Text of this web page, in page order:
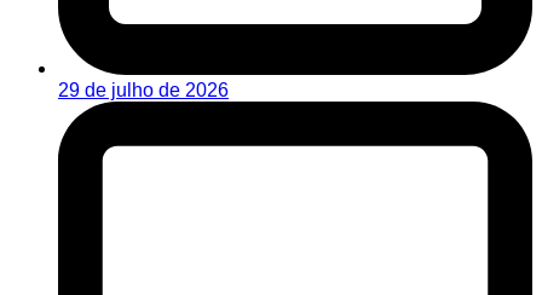
29 de julho de 2026